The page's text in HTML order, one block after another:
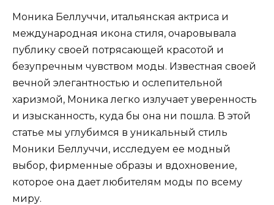
Моника Беллуччи, итальянская актриса и
международная икона стиля, очаровывала
публику своей потрясающей красотой и
безупречным чувством моды. Известная своей
вечной элегантностью и ослепительной
харизмой, Моника легко излучает уверенность
и изысканность, куда бы она ни пошла. В этой
статье мы углубимся в уникальный стиль
Моники Беллуччи, исследуем ее модный
выбор, фирменные образы и вдохновение,
которое она дает любителям моды по всему
миру.